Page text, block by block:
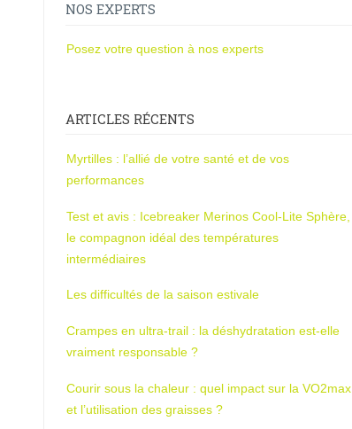
NOS EXPERTS
Posez votre question à nos experts
ARTICLES RÉCENTS
Myrtilles : l’allié de votre santé et de vos
performances
Test et avis : Icebreaker Merinos Cool-Lite Sphère,
le compagnon idéal des températures
intermédiaires
Les difficultés de la saison estivale
Crampes en ultra-trail : la déshydratation est-elle
vraiment responsable ?
Courir sous la chaleur : quel impact sur la VO2max
et l’utilisation des graisses ?